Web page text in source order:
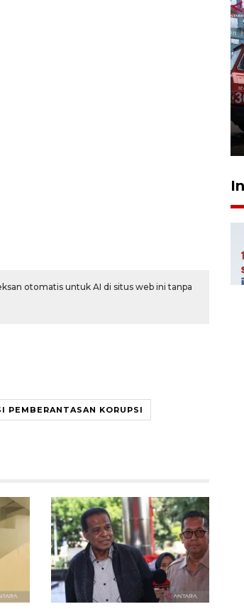
otomatis untuk AI di situs web ini tanpa
PEMBERANTASAN KORUPSI